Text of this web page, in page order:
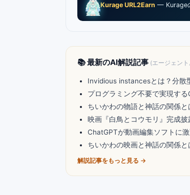
Kurage URL2Earn — Kurage
📚 最新のAI解説記事 (エージェン
Invidious instancesとは？分散
プログラミング不要で実現す
ちいかわの物語と神話の関係
映画『白鳥とコウモリ』完成
ChatGPTが動画編集ソフトに
ちいかわの映画と神話の関係
解説記事をもっと見る →